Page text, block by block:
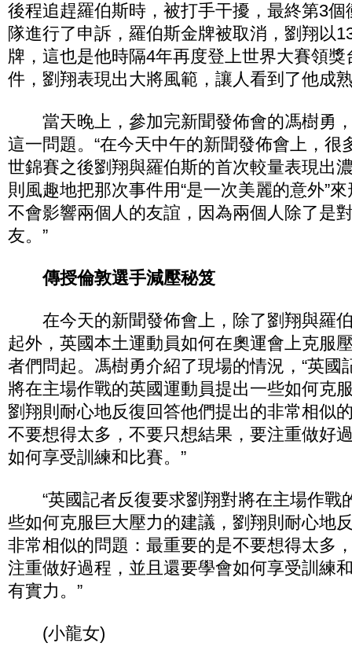
後程追趕羅伯斯時，被打手干擾，最終第3
隊進行了申訴，羅伯斯金牌被取消，劉翔以
牌，這也是他時隔4年再度登上世界大賽領獎
件，劉翔表現出大將風範，讓人看到了他成
當天晚上，參加完新聞發佈會的馮樹勇
這一問題。“在今天中午的新聞發佈會上，很
世錦賽之後劉翔與羅伯斯的首次較量表現出
則風趣地把那次事件用“是一次美麗的意外”
不會影響兩個人的友誼，因為兩個人除了是
友。”
傳授倫敦選手減壓秘笈
在今天的新聞發佈會上，除了劉翔與羅
起外，英國本土運動員如何在奧運會上克服
者們問起。馮樹勇介紹了現場的情況，“英國
將在主場作戰的英國運動員提出一些如何克
劉翔則耐心地反復回答他們提出的非常相似
不要想得太多，不要只想結果，要注重做好
如何享受訓練和比賽。”
“英國記者反復要求劉翔對將在主場作戰
些如何克服巨大壓力的建議，劉翔則耐心地
非常相似的問題：最重要的是不要想得太多
注重做好過程，並且還要學會如何享受訓練
有實力。”
(小龍女)